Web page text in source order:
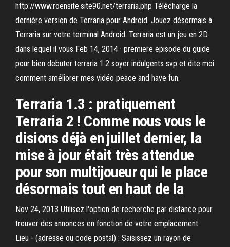
http://www.roensite.site90.net/terraria.php Télécharge la
dernière version de Terraria pour Android. Jouez désormais à
Terraria sur votre terminal Android. Terraria est un jeu en 2D
dans lequel il vous Feb 14, 2014 · premiere episode du guide
pour bien debuter terraria 1.2 soyer indulgents svp et dite moi
comment améliorer mes vidéo peace and have fun.
Terraria 1.3 : pratiquement
Terraria 2 ! Comme nous vous le
disions déjà en juillet dernier, la
mise à jour était très attendue
pour son multijoueur qui le place
désormais tout en haut de la
Nov 24, 2013 Utilisez l'option de recherche par distance pour
trouver des annonces en fonction de votre emplacement.
Lieu - (adresse ou code postal) : Saisissez un rayon de